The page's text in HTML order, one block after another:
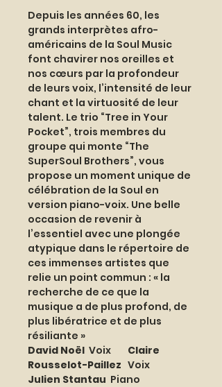
Depuis les années 60, les
grands interprètes afro-
américains de la Soul Music
font chavirer nos oreilles et
nos cœurs par la profondeur
de leurs voix, l’intensité de leur
chant et la virtuosité de leur
talent. Le trio “Tree in Your
Pocket”, trois membres du
groupe qui monte “The
SuperSoul Brothers”, vous
propose un moment unique de
célébration de la Soul en
version piano-voix. Une belle
occasion de revenir à
l’essentiel avec une plongée
atypique dans le répertoire de
ces immenses artistes que
relie un point commun : « la
recherche de ce que la
musique a de plus profond, de
plus libératrice et de plus
résiliante »
David Noël Voix Claire
Rousselot-Paillez Voix
Julien Stantau Piano